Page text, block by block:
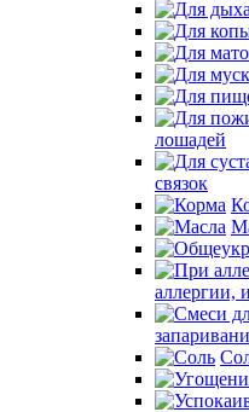
лошадей
связок
аллергии,